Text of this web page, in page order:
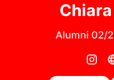
Chiara
Alumni 02/